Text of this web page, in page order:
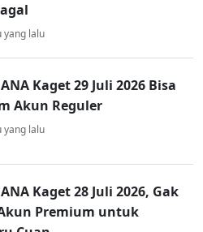
yang lalu
Kaget 29 Juli 2026 Bisa
Akun Reguler
yang lalu
Kaget 28 Juli 2026, Gak
Premium untuk